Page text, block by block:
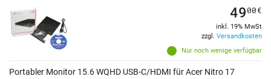
Nur noch wenige verfügbar
4900€
inkl. 19% MwSt
zzgl. Versandkosten
Portabler Monitor 15.6 WQHD USB-C/HDMI für Acer Nitro 17